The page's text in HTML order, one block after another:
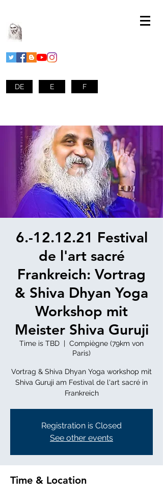
DE E F
6.-12.12.21 Festival
de l'art sacré
Frankreich: Vortrag
& Shiva Dhyan Yoga
Workshop mit
Meister Shiva Guruji
Time is TBD
  |
Compiègne (79km von
Paris)
Vortrag & Shiva Dhyan Yoga workshop mit
Shiva Guruji am Festival de l'art sacré in
Frankreich
Registration is Closed
See other events
Time & Location